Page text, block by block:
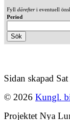
Fyll därefteri eventuell
Period
Sidan skapad
© 2026 Kungl.
Projektet Nya